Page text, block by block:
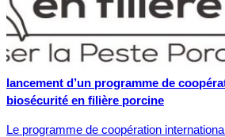
lancement d’un programme de
biosécurité en filière porcine
Le programme de coopération